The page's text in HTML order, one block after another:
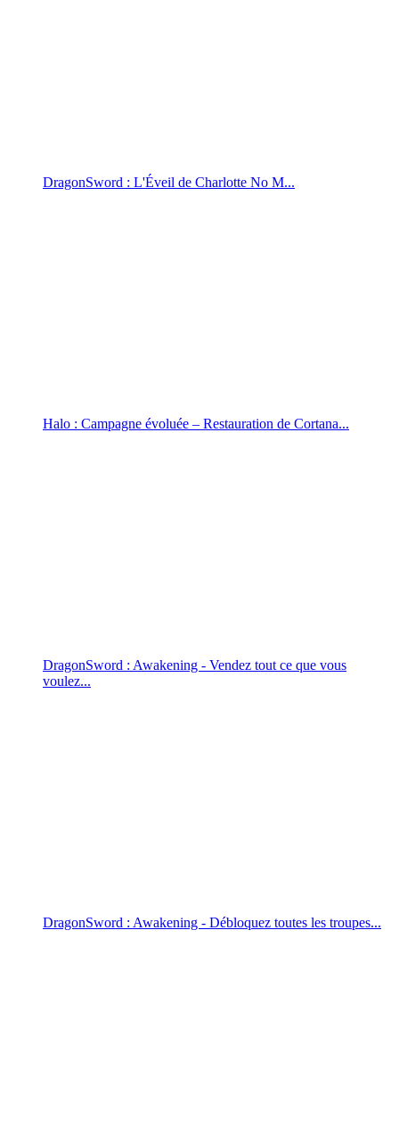
DragonSword : L'Éveil de Charlotte No M...
Halo : Campagne évoluée – Restauration de Cortana...
DragonSword : Awakening - Vendez tout ce que vous
voulez...
DragonSword : Awakening - Débloquez toutes les troupes...